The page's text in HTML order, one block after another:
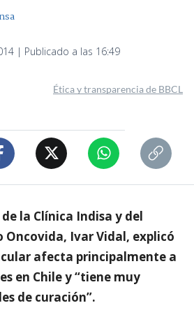
| Publicado a las 16:49
Ética y transparencia de BBCL
la Clínica Indisa y del
Oncovida, Ivar Vidal, explicó
afecta principalmente a
en Chile y “tiene muy
de curación”.